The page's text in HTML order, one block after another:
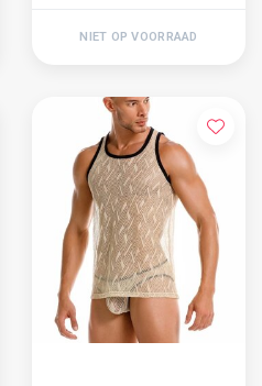
NIET OP VOORRAAD